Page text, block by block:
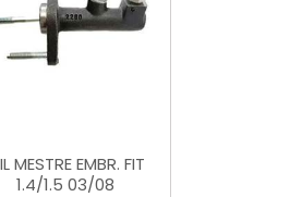
MESTRE EMBR. FIT
1.4/1.5 03/08